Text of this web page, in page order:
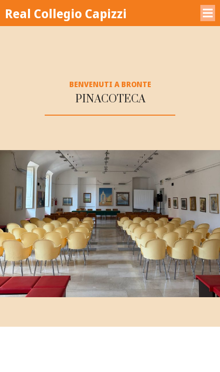
Real Collegio Capizzi
BENVENUTI A BRONTE
PINACOTECA